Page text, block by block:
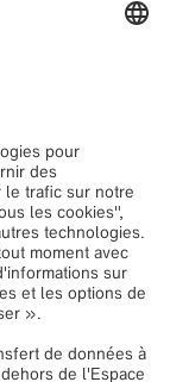
de
du
des
les
ce